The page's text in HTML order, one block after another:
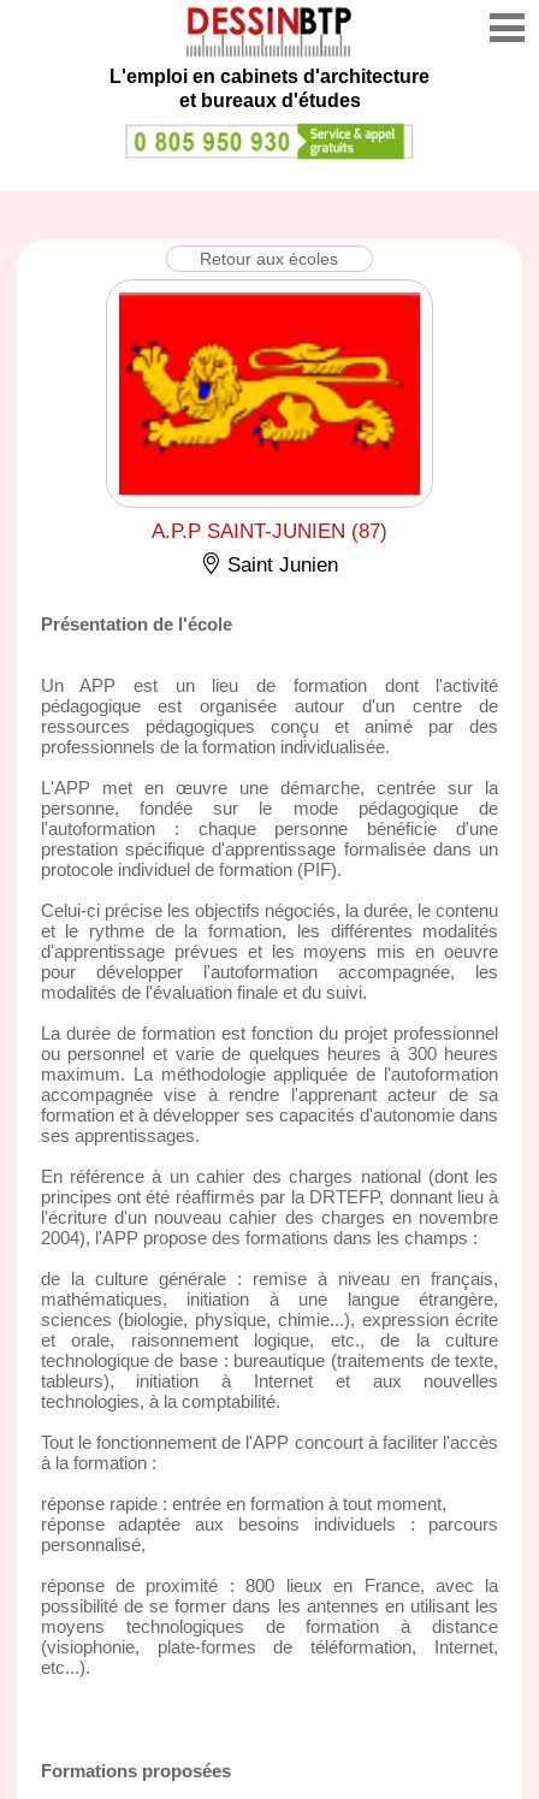
L'emploi en cabinets d'architecture
et bureaux d'études
Retour aux écoles
A.P.P SAINT-JUNIEN (87)
Saint Junien
Présentation de l'école
Un APP est un lieu de formation dont l'activité
pédagogique est organisée autour d'un centre de
ressources pédagogiques conçu et animé par des
professionnels de la formation individualisée.
L'APP met en œuvre une démarche, centrée sur la
personne, fondée sur le mode pédagogique de
l'autoformation : chaque personne bénéficie d'une
prestation spécifique d'apprentissage formalisée dans un
protocole individuel de formation (PIF).
Celui-ci précise les objectifs négociés, la durée, le contenu
et le rythme de la formation, les différentes modalités
d'apprentissage prévues et les moyens mis en oeuvre
pour développer l'autoformation accompagnée, les
modalités de l'évaluation finale et du suivi.
La durée de formation est fonction du projet professionnel
ou personnel et varie de quelques heures à 300 heures
maximum. La méthodologie appliquée de l'autoformation
accompagnée vise à rendre l'apprenant acteur de sa
formation et à développer ses capacités d'autonomie dans
ses apprentissages.
En référence à un cahier des charges national (dont les
principes ont été réaffirmés par la DRTEFP, donnant lieu à
l'écriture d'un nouveau cahier des charges en novembre
2004), l'APP propose des formations dans les champs :
de la culture générale : remise à niveau en français,
mathématiques, initiation à une langue étrangère,
sciences (biologie, physique, chimie...), expression écrite
et orale, raisonnement logique, etc., de la culture
technologique de base : bureautique (traitements de texte,
tableurs), initiation à Internet et aux nouvelles
technologies, à la comptabilité.
Tout le fonctionnement de l'APP concourt à faciliter l'accès
à la formation :
réponse rapide : entrée en formation à tout moment,
réponse adaptée aux besoins individuels : parcours
personnalisé,
réponse de proximité : 800 lieux en France, avec la
possibilité de se former dans les antennes en utilisant les
moyens technologiques de formation à distance
(visiophonie, plate-formes de téléformation, Internet,
etc...).
Formations proposées